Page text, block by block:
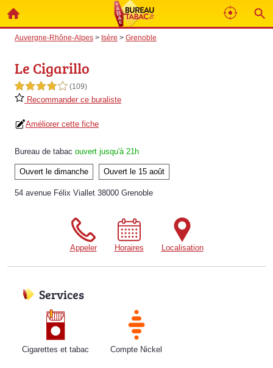
Auvergne-Rhône-Alpes > Isère > Grenoble
Le Cigarillo
4,0 étoiles sur 5 (109)
Recommander ce buraliste
Améliorer cette fiche
Bureau de tabac ouvert jusqu'à 21h
Ouvert le dimanche Ouvert le 15 août
54 avenue Félix Viallet 38000 Grenoble
Appeler Horaires Localisation
Services
Cigarettes et tabac Compte Nickel